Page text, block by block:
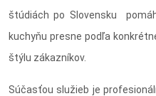
štúdiách po Slovensku
kuchyňu presne podľa
štýlu zákazníkov.
Súčasťou služieb je